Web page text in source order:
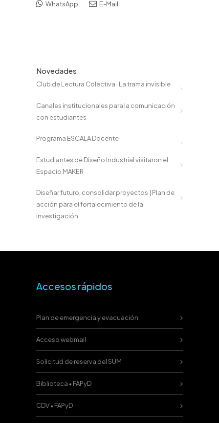
WhatsApp E-Mail
Novedades
Club de Lectura Colectiva · La trama invisible
Canales institucionales para la comunicación
con estudiantes
Programa ESCALA Docente
Estudiantes de Diseño Industrial visitaron el
Espacio MAKER
Diseñar futuro, consolidar proyectos | Plan de
acción para el fortalecimiento de la
investigación
Accesos rápidos
Plan de emergencia y evacuación
Acceso webmail
Solicitud de reserva del SUM
Biblioteca • FAPyD
CDV • FAPyD